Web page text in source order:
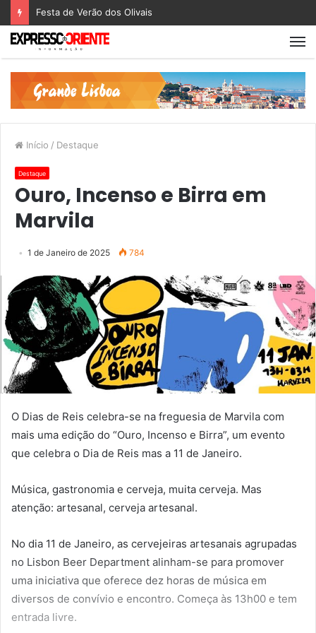
Festa de Verão dos Olivais
Início / Destaque
Destaque
Ouro, Incenso e Birra em
Marvila
1 de Janeiro de 2025 784
O Dias de Reis celebra-se na freguesia de Marvila com
mais uma edição do “Ouro, Incenso e Birra”, um evento
que celebra o Dia de Reis mas a 11 de Janeiro.
Música, gastronomia e cerveja, muita cerveja. Mas
atenção: artesanal, cerveja artesanal.
No dia 11 de Janeiro, as cervejeiras artesanais agrupadas
no Lisbon Beer Department alinham-se para promover
uma iniciativa que oferece dez horas de música em
diversos de convívio e encontro. Começa às 13h00 e tem
entrada livre.